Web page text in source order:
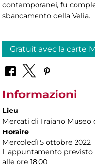
contemporanei, fu
sbancamento della Velia.
Gratuit avec la carte
Informazioni
Lieu
Mercati di Traiano Museo
Horaire
Mercoledì 5 ottobre 2022
L'appuntamento previsto
alle ore 18.00